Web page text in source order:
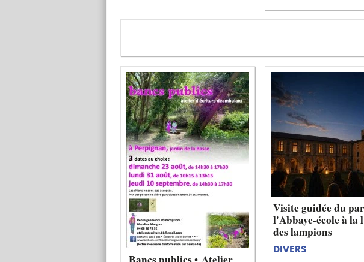
Visite guidée du
l'Abbaye-école à la
des lampions
DIVERS